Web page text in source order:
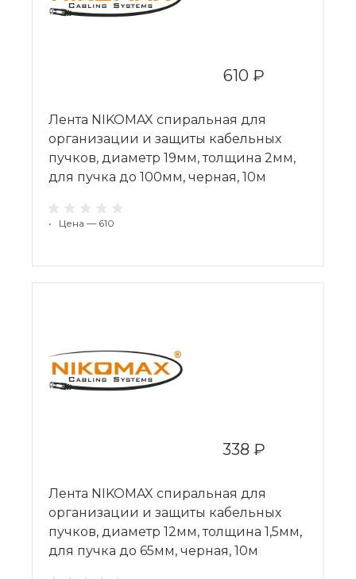
610 ₽
Лента NIKOMAX спиральная для
организации и защиты кабельных
пучков, диаметр 19мм, толщина 2мм,
для пучка до 100мм, черная, 10м
• Цена — 610
338 ₽
Лента NIKOMAX спиральная для
организации и защиты кабельных
пучков, диаметр 12мм, толщина 1,5мм,
для пучка до 65мм, черная, 10м